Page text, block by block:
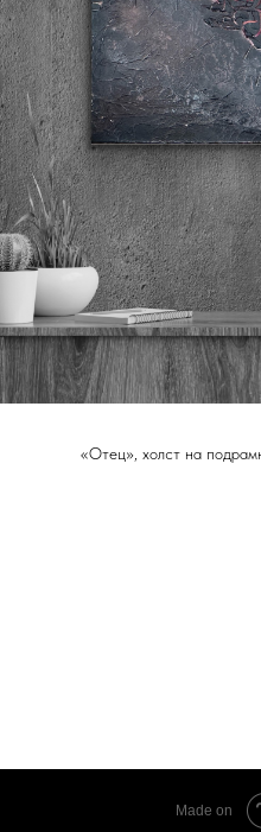
«Отец», холст на
Made on